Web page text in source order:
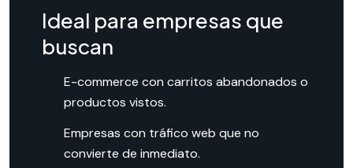
Ideal para empresas que
buscan
E-commerce con carritos abandonados o
productos vistos.
Empresas con tráfico web que no
convierte de inmediato.